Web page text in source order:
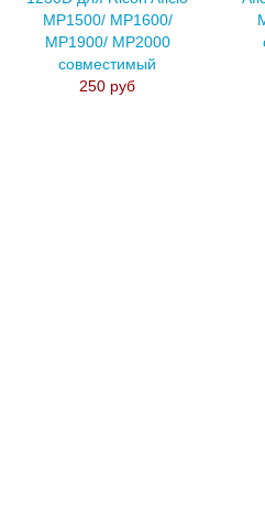
MP1500/ MP1600/
MP1900/ MP2000
совместимый
250 руб